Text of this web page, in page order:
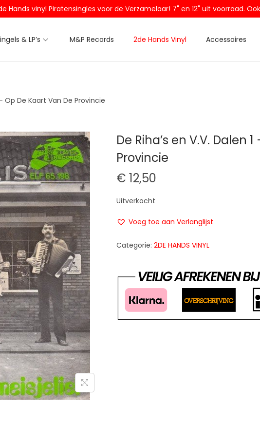
Hands vinyl Piratensingles voor de Verzamelaar! 7" en 12" uit voorraad.
& LP’s M&P Records 2de Hands Vinyl Accessoires
Op De Kaart Van De Provincie
De Riha’s en V.V. Dalen
Provincie
€ 12,50
Uitverkocht
Voeg toe aan Verlanglijst
Categorie: 2DE HANDS VINYL